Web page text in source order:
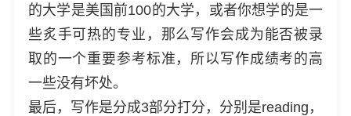
的大学是美国前100的大学，或者你想学的是一
些炙手可热的专业，那么写作会成为能否被录
取的一个重要参考标准，所以写作成绩考的高
一些没有坏处。
最后，写作是分成3部分打分，分别是reading，